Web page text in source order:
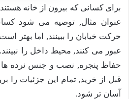
برای کسانی که بیرون از خانه
عنوان مثال, توصیه می شود
حرکت خیابان را ببینند, اما بهتر
عبور می کنند, محیط داخل را
حفاظ پنجره, نصب و جنس نرده ها
قبل از خرید, تمام این جزئیات را
آسان تر شود.